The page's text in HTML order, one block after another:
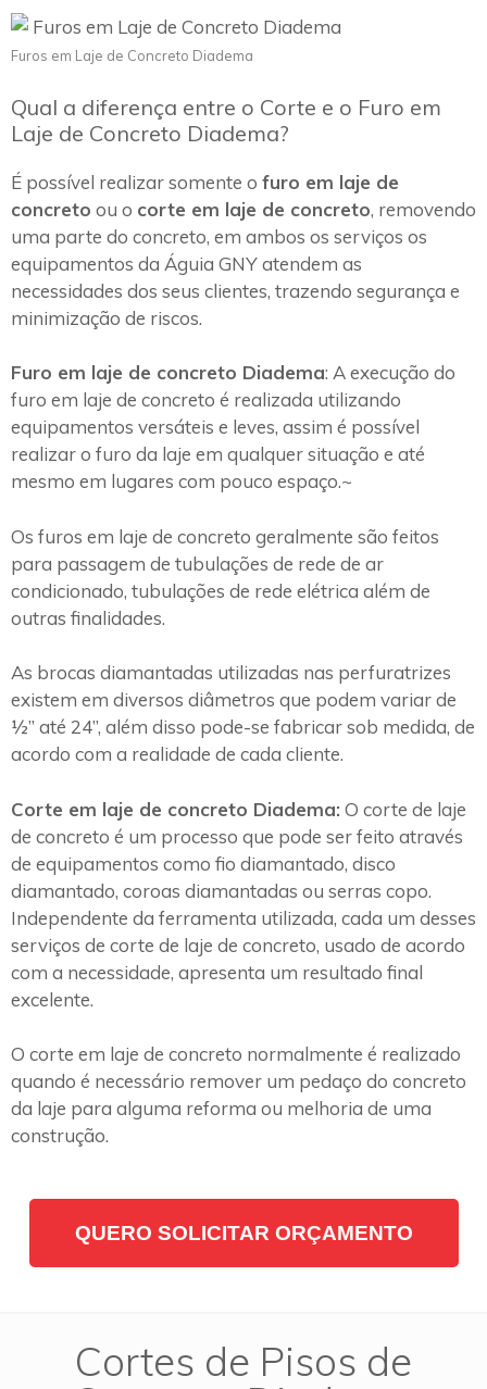
Furos em Laje de Concreto Diadema
Qual a diferença entre o Corte e o Furo em
Laje de Concreto Diadema?
É possível realizar somente o furo em laje de
concreto ou o corte em laje de concreto, removendo
uma parte do concreto, em ambos os serviços os
equipamentos da Águia GNY atendem as
necessidades dos seus clientes, trazendo segurança e
minimização de riscos.
Furo em laje de concreto Diadema: A execução do
furo em laje de concreto é realizada utilizando
equipamentos versáteis e leves, assim é possível
realizar o furo da laje em qualquer situação e até
mesmo em lugares com pouco espaço.~
Os furos em laje de concreto geralmente são feitos
para passagem de tubulações de rede de ar
condicionado, tubulações de rede elétrica além de
outras finalidades.
As brocas diamantadas utilizadas nas perfuratrizes
existem em diversos diâmetros que podem variar de
½” até 24”, além disso pode-se fabricar sob medida, de
acordo com a realidade de cada cliente.
Corte em laje de concreto Diadema: O corte de laje
de concreto é um processo que pode ser feito através
de equipamentos como fio diamantado, disco
diamantado, coroas diamantadas ou serras copo.
Independente da ferramenta utilizada, cada um desses
serviços de corte de laje de concreto, usado de acordo
com a necessidade, apresenta um resultado final
excelente.
O corte em laje de concreto normalmente é realizado
quando é necessário remover um pedaço do concreto
da laje para alguma reforma ou melhoria de uma
construção.
QUERO SOLICITAR ORÇAMENTO
Cortes de Pisos de